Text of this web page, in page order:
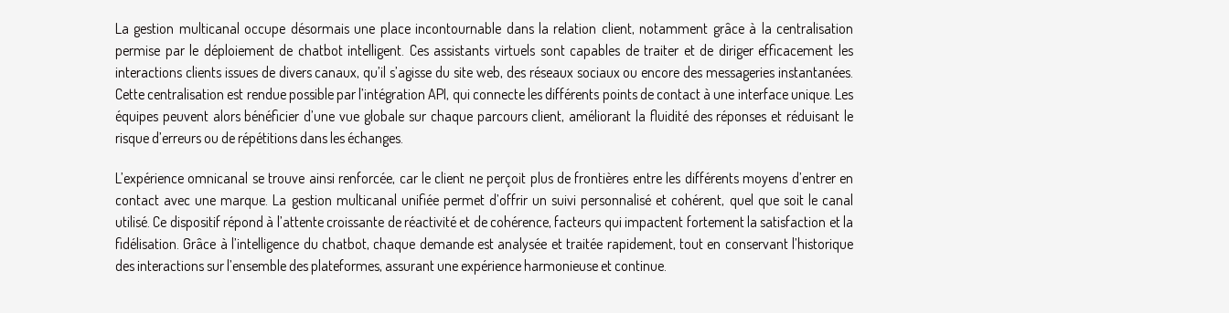
La gestion multicanal occupe désormais une place incontournable dans la relation client, notamment grâce à la centralisation
permise par le déploiement de chatbot intelligent. Ces assistants virtuels sont capables de traiter et de diriger efficacement les
interactions clients issues de divers canaux, qu’il s’agisse du site web, des réseaux sociaux ou encore des messageries instantanées.
Cette centralisation est rendue possible par l’intégration API, qui connecte les différents points de contact à une interface unique. Les
équipes peuvent alors bénéficier d’une vue globale sur chaque parcours client, améliorant la fluidité des réponses et réduisant le
risque d’erreurs ou de répétitions dans les échanges.
L’expérience omnicanal se trouve ainsi renforcée, car le client ne perçoit plus de frontières entre les différents moyens d’entrer en
contact avec une marque. La gestion multicanal unifiée permet d’offrir un suivi personnalisé et cohérent, quel que soit le canal
utilisé. Ce dispositif répond à l’attente croissante de réactivité et de cohérence, facteurs qui impactent fortement la satisfaction et la
fidélisation. Grâce à l’intelligence du chatbot, chaque demande est analysée et traitée rapidement, tout en conservant l’historique
des interactions sur l’ensemble des plateformes, assurant une expérience harmonieuse et continue.